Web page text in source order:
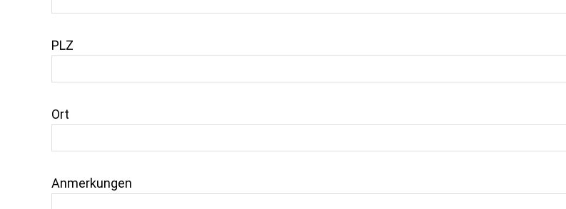
PLZ
Ort
Anmerkungen